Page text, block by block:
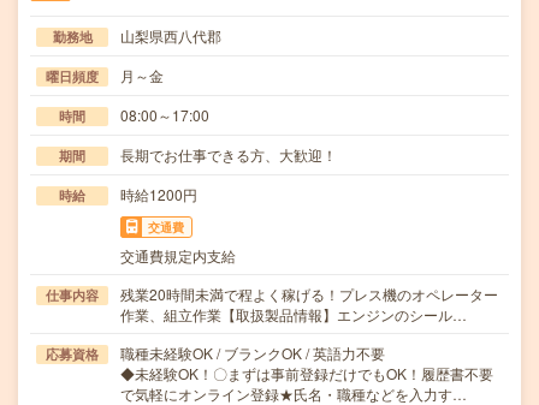
勤務地 山梨県西八代郡
曜日頻度 月～金
時間 08:00～17:00
期間 長期でお仕事できる方、大歓迎！
時給 時給1200円
交通費
交通費規定内支給
仕事内容
残業20時間未満で程よく稼げる！プレス機のオペレーター
作業、組立作業【取扱製品情報】エンジンのシール…
応募資格
職種未経験OK / ブランクOK / 英語力不要
◆未経験OK！〇まずは事前登録だけでもOK！履歴書不要
で気軽にオンライン登録★氏名・職種などを入力す…